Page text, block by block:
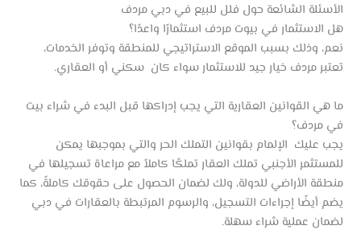
الأسئلة الشائعة حول فلل للبيع في دبي مردف
هل الاستثمار في بيوت مردف استثمارًا واعدًا؟
نعم، وذلك بسبب الموقع الاستراتيجي للمنطقة وتوفر الخدمات،
تعتبر مردف خيار جيد للاستثمار سواء كان سكني أو العقاري.
ما هي القوانين العقارية التي يجب إدراكها قبل البدء في شراء بيت
في مردف؟
يجب عليك الإلمام بقوانين التملك الحر والتي بموجبها يمكن
للمستثمر الأجنبي تملك العقار تملكًا كاملاً مع مراعاة تسجيلها في
منطقة الأراضي للدولة، ولك لضمان الحصول على حقوقك كاملةً، كما
يضم أيضًا إجراءات التسجيل، والرسوم المرتبطة بالعقارات في دبي
لضمان عملية شراء سهلة.